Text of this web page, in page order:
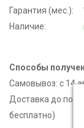
Гарантия (мес.):
Наличие:
Способы
Самовывоз: c 14
Доставка до
бесплатно)